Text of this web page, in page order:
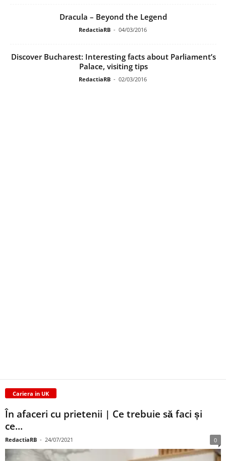
Dracula – Beyond the Legend
RedactiaRB - 04/03/2016
Discover Bucharest: Interesting facts about Parliament’s
Palace, visiting tips
RedactiaRB - 02/03/2016
Cariera in UK
În afaceri cu prietenii | Ce trebuie să faci și
ce...
RedactiaRB - 24/07/2021 0